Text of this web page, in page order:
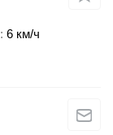
6 км/ч